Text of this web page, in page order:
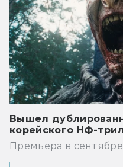
Вышел
корейского НФ-
Премьера в